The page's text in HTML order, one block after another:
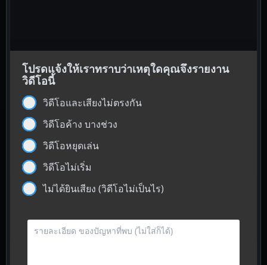
โปรดแจ้งให้เราทราบว่าเหตุใดคุณจึงรายงาน
วิดีโอนี้
วิดีโอและเสียงไม่ตรงกัน
วิดีโอค้าง บางช่วง
วิดีโอหยุดเล่น
วิดีโอไม่เริ่ม
ไม่ได้ยินเสียง (วิดีโอไม่เป็นไร)